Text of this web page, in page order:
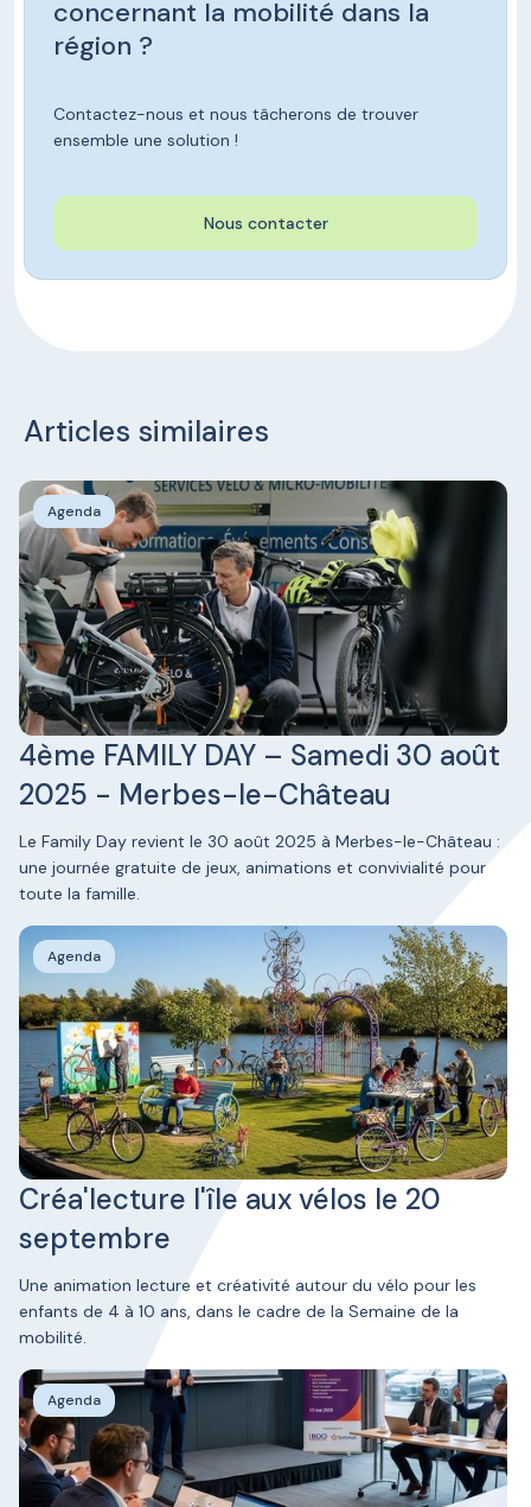
concernant la mobilité dans la
région ?
Contactez-nous et nous tâcherons de trouver
ensemble une solution !
Nous contacter
Articles similaires
Agenda
4ème FAMILY DAY – Samedi 30 août
2025 - Merbes-le-Château
Le Family Day revient le 30 août 2025 à Merbes-le-Château :
une journée gratuite de jeux, animations et convivialité pour
toute la famille.
Agenda
Créa'lecture l'île aux vélos le 20
septembre
Une animation lecture et créativité autour du vélo pour les
enfants de 4 à 10 ans, dans le cadre de la Semaine de la
mobilité.
Agenda